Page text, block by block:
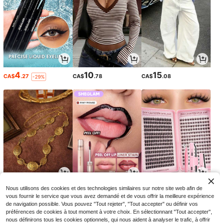
CA$4.27 -29% CA$10.78 CA$15.08
CA$4.32 -4% CA$4.28 -22% CA$2.31 -11%
Nous utilisons des cookies et des technologies similaires sur notre site web afin de
vous fournir le service que vous avez demandé et de vous offrir la meilleure expérience
de navigation possible. Vous pouvez "Tout rejeter", "Tout accepter" ou définir vos
préférences de cookies à tout moment à votre choix. En sélectionnant "Tout accepter",
nous définirons tous les cookies optionnels, qui nous aident à analyser le trafic, à offrir